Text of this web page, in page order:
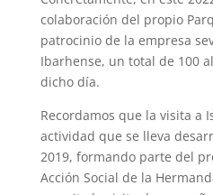
colaboración del propio
patrocinio de la empresa
Ibarhense, un total de 100
dicho día.
Recordamos que la visita a
actividad que se lleva
2019, formando parte del
Acción Social de la